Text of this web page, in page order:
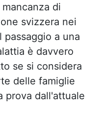
di
svizzera nei
a una
è davvero
se si considera
delle famiglie
prova dall'attuale